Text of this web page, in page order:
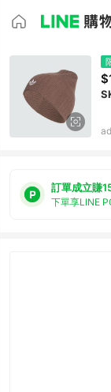
訂單成立賺
下單享LINE